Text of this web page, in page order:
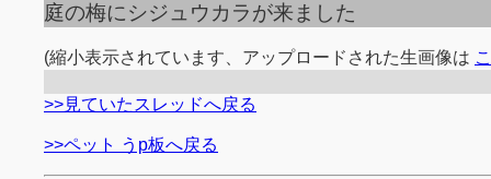
庭の梅にシジュウカラが来ました
(縮小表示されています、アップロードされた生画像は
>>見ていたスレッドへ戻る
>>ペット うp板へ戻る